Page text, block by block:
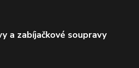
a zabíjačkové soupravy